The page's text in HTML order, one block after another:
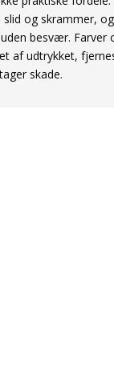
og skrammer,
besvær. Farver
af udtrykket,
skade.